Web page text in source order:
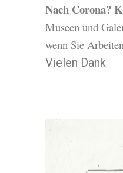
Nach Corona?
Museen und
wenn Sie
Vielen Dank